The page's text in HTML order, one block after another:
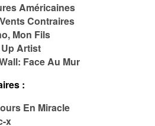
Américaines
Contraires
Mon Fils
Artist
Face Au Mur
:
En Miracle
x